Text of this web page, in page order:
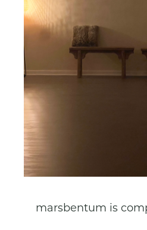
marsbentum is